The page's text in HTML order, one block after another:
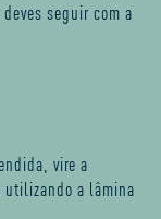
seguir com a
vire a
utilizando a lâmina